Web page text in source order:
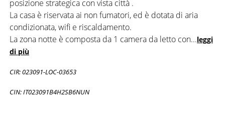
posizione strategica con vista città .
La casa è riservata ai non fumatori, ed è dotata di aria
condizionata, wifi e riscaldamento.
La zona notte è composta da 1 camera da letto con...leggi
di più
CIR: 023091-LOC-03653
CIN: IT023091B4H2SB6NUN